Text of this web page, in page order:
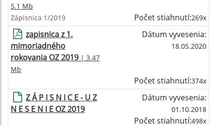
5.1 Mb
Zápisnica 1/2019 Počet stiahnutí:269x
zapisnica z 1.
mimoriadného
rokovania OZ 2019 | 3.47
Mb
Dátum vyvesenia:
18.05.2020
Počet stiahnutí:374x
Z Á P I S N I C E - U Z
N E S E N I E OZ 2019
Dátum vyvesenia:
01.10.2018
Počet stiahnutí:498x